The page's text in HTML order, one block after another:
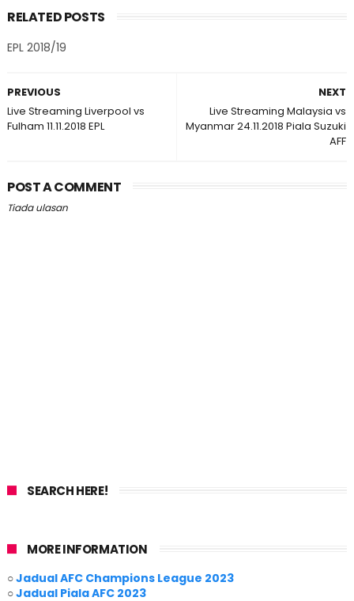
RELATED POSTS
EPL 2018/19
NEXT
Live Streaming Malaysia vs
Myanmar 24.11.2018 Piala Suzuki
AFF
PREVIOUS
Live Streaming Liverpool vs
Fulham 11.11.2018 EPL
POST A COMMENT
Tiada ulasan
SEARCH HERE!
MORE INFORMATION
○Jadual AFC Champions League 2023
○Jadual Piala AFC 2023